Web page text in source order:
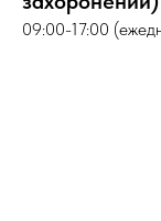
09:00-17:00